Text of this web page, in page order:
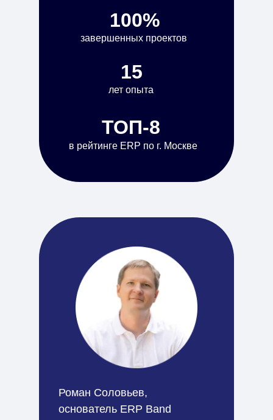
100%
завершенных проектов
15
лет опыта
ТОП-8
в рейтинге ERP по г. Москве
Роман Соловьев,
основатель ERP Band